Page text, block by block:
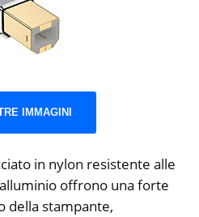
IMMAGINI
in nylon resistente alle
offrono una forte
della stampante,